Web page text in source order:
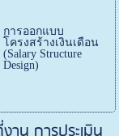
การออกแบบ
โครงสร้างเงินเดือน
(Salary Structure
Design)